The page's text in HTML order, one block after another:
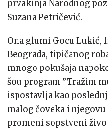
prvakinja Narodnog
Suzana Petričević.
Ona glumi Gocu
Beograda, tipičanog
mnogo pokušaja
šou program ”Tražim
ispostavlja kao
malog čoveka i
promeni sopstveni